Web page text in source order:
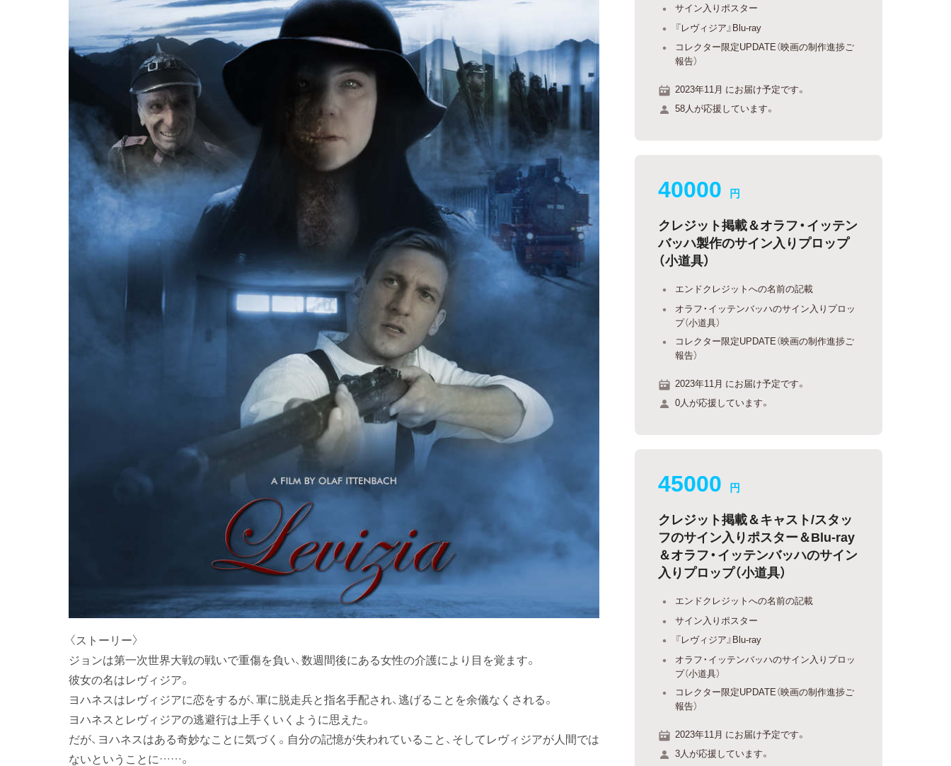
〈ストーリー〉
ジョンは第一次世界大戦の戦いで重傷を負い、数週間後にある女性の介護により目を覚ます。
彼女の名はレヴィジア。
ヨハネスはレヴィジアに恋をするが、軍に脱走兵と指名手配され、逃げることを余儀なくされる。
ヨハネスとレヴィジアの逃避行は上手くいくように思えた。
だが、ヨハネスはある奇妙なことに気づく。自分の記憶が失われていること、そしてレヴィジアが人間では
ないということに……。
サイン入りポスター
『レヴィジア』Blu-ray
コレクター限定UPDATE（映画の制作進捗ご
報告）
2023年11月 にお届け予定です。
58人が応援しています。
40000 円
クレジット掲載＆オラフ・イッテン
バッハ製作のサイン入りプロップ
（小道具）
エンドクレジットへの名前の記載
オラフ・イッテンバッハのサイン入りプロッ
プ（小道具）
コレクター限定UPDATE（映画の制作進捗ご
報告）
2023年11月 にお届け予定です。
0人が応援しています。
45000 円
クレジット掲載＆キャスト/スタッ
フのサイン入りポスター＆Blu-ray
＆オラフ・イッテンバッハのサイン
入りプロップ（小道具）
エンドクレジットへの名前の記載
サイン入りポスター
『レヴィジア』Blu-ray
オラフ・イッテンバッハのサイン入りプロッ
プ（小道具）
コレクター限定UPDATE（映画の制作進捗ご
報告）
2023年11月 にお届け予定です。
3人が応援しています。